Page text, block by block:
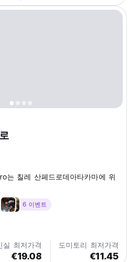
는 칠레 산페드로데아타카마에 위
6 이벤트
실 최저가격
€19.08
도미토리 최저가격
€11.45